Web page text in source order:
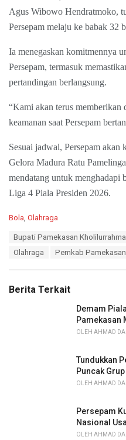
Agus Wibowo Hendratmoko,
Persepam melaju ke babak 32
Ia menegaskan komitmennya
Persepam, termasuk
pertandingan berlangsung.
“Kami akan terus memberikan
keamanan saat Persepam
Sesuai jadwal, Persepam
Gelora Madura Ratu
mendatang untuk menghadapi
Liga 4 Piala Presiden 2026.
C
i
Bola Olahraga
Bupati Pamekasan
Olahraga
Pemkab Pamekasan
Berita Terkait
Demam
Pamekasan
OLEH AHMAD
Tundukkan
Puncak
OLEH AHMAD
Persepam
Nasional
OLEH AHMAD